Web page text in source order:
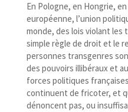
En Pologne, en Hongrie,
européenne, l’union
monde, des lois violant
simple règle de droit et le
personnes transgenres
des pouvoirs illibéraux et
forces politiques
continuent de fricoter, et
dénoncent pas, ou